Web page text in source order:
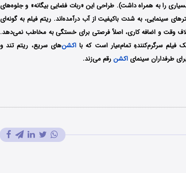
را به همراه داشت). طراحی این «ربات فضایی بیگانه» و جلوه‌های
سینمایی، به شدت باکیفیت از آب درآمده‌اند. ریتم فیلم به گونه‌ای
ساعت و ۴۶ دقیقه، بدون اتلاف وقت و اضافه کاری، اصلاً فرصتی برای خستگی به مخاطب نمی‌دهد.
اکشن‌های سریع، ریتم تند و
طرفداران سینمایاکشنرقم می‌زند.